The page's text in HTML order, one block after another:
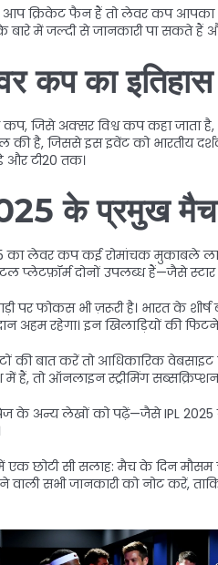
क्रिकेट फैन हैं तो लेवर कप आपका
बारे में जल्दी से जानकारी पा सकते हैं
कप का
जिसे अक्सर विश्व कप कहा जाता है,
की है, जिससे इस इवेंट को भारतीय
और टी20 तक।
के प्रमुख
का लेवर कप कई रोमांचक मुकाबले
प्लेटफ़ॉर्म दोनों उपलब्ध हैं—जैसे
पर फोकस भी ज़रूरी है। भारत के
अहम रहेगा। इन खिलाड़ियों की
की बात करें तो आधिकारिक
में हैं, तो ऑनलाइन स्ट्रीमिंग
के अन्य लेखों को पढ़ें—जैसे IPL 2025
एक छोटी सी सलाह: मैच के दिन
वाली सभी जानकारी को नोट करें,